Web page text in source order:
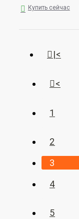
Купить сейчас
|<
<
1
2
3
4
5